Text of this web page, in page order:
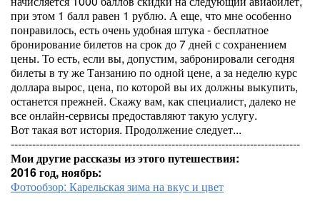
при этом 1 балл равен 1 рублю. А еще, что мне особенно
понравилось, есть очень удобная штука - бесплатное
бронирование билетов на срок до 7 дней с сохранением
цены. То есть, если вы, допустим, забронировали сегодня
билеты в ту же Танзанию по одной цене, а за неделю курс
доллара вырос, цена, по которой вы их должны выкупить,
останется прежней. Скажу вам, как специалист, далеко не
все онлайн-сервисы предоставляют такую услугу.
Вот такая вот история. Продолжение следует...
---------------------------------------------------------------------------------
Мои другие рассказы из этого путешествия:
2016 год, ноябрь:
Фотообзор: Карельская зима на вкус и цвет